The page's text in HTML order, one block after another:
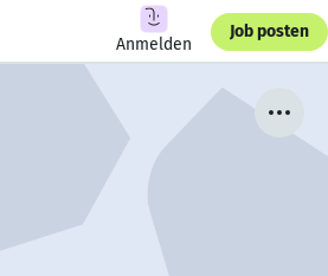
Anmelden
Job posten